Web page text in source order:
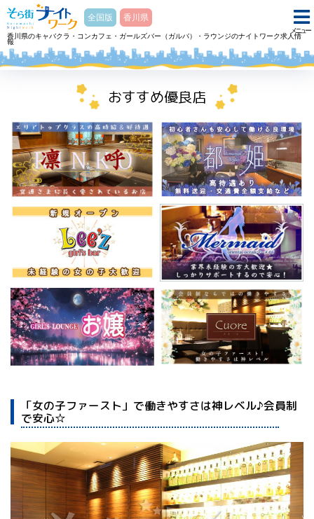
メニュー
そら街ナイトワーク
全国版
香川県
香川県のキャバクラ・コンカフェ・ガールズバー（ガルバ）・ラウンジのナイトワーク求人情
報
ホーム スナック Cuoreクオーレのアルバイト・求人
おすすめ優良店
「女の子ファースト」で働きやすさは神レベル♪会員制
で安心☆